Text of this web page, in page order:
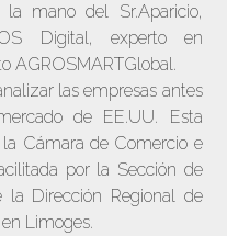
mano del Sr.Aparicio,
Digital, experto en
AGROSMARTGlobal.
las empresas antes
de EE.UU. Esta
Cámara de Comercio e
por la Sección de
la Dirección Regional de
Limoges.